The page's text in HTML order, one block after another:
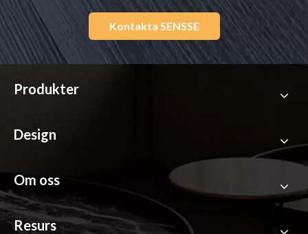
Kontakta SENSSE
Produkter
Design
Om oss
Resurs